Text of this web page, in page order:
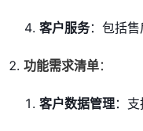
客户服务：包括售
功能需求清单：
客户数据管理：